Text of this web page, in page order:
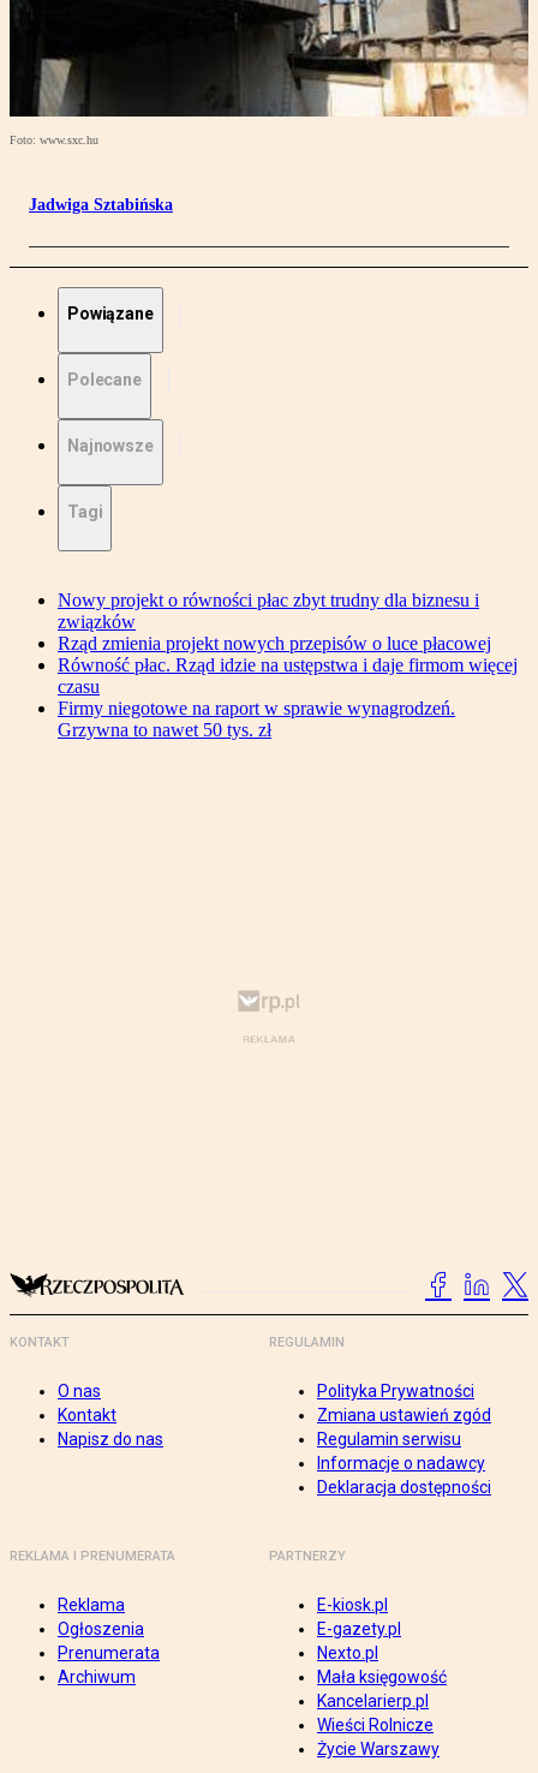
Foto: www.sxc.hu
Jadwiga Sztabińska
Powiązane
Polecane
Najnowsze
Tagi
Nowy projekt o równości płac zbyt trudny dla biznesu i
związków
Rząd zmienia projekt nowych przepisów o luce płacowej
Równość płac. Rząd idzie na ustępstwa i daje firmom więcej
czasu
Firmy niegotowe na raport w sprawie wynagrodzeń.
Grzywna to nawet 50 tys. zł
KONTAKT
O nas
Kontakt
Napisz do nas
REGULAMIN
Polityka Prywatności
Zmiana ustawień zgód
Regulamin serwisu
Informacje o nadawcy
Deklaracja dostępności
REKLAMA I PRENUMERATA
Reklama
Ogłoszenia
Prenumerata
Archiwum
PARTNERZY
E-kiosk.pl
E-gazety.pl
Nexto.pl
Mała księgowość
Kancelarierp.pl
Wieści Rolnicze
Życie Warszawy